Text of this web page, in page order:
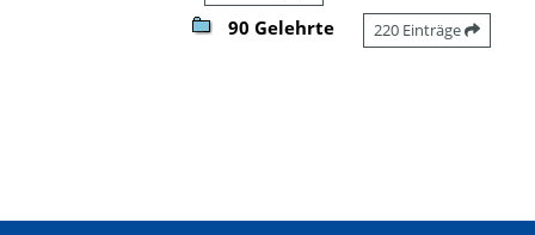
90 Gelehrte 220 Einträge